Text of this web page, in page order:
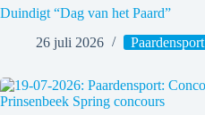
Duindigt “Dag van het Paard”
26 juli 2026
Paardensport